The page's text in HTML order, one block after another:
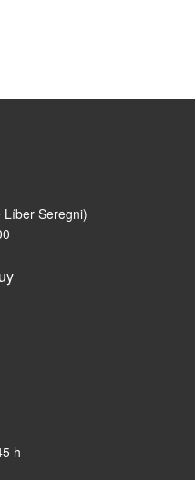
Líber Seregni)
h